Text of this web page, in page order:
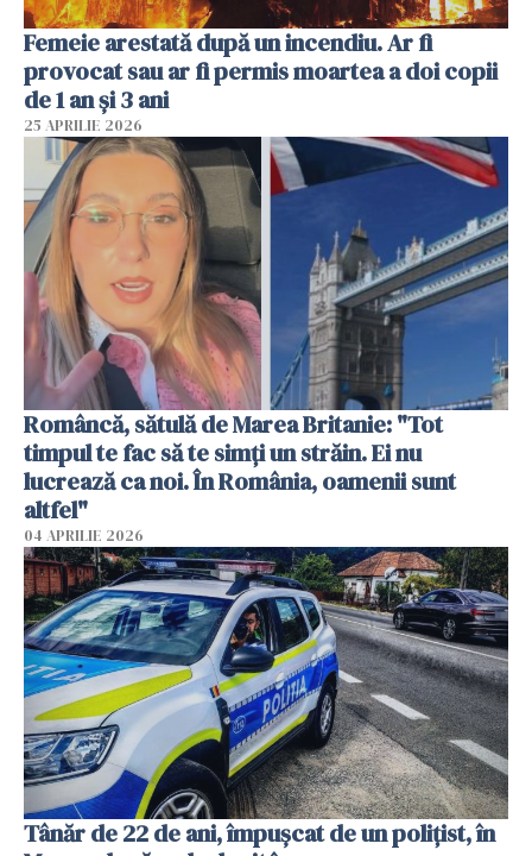
Femeie arestată după un incendiu. Ar fi
provocat sau ar fi permis moartea a doi copii
de 1 an și 3 ani
25 APRILIE 2026
Româncă, sătulă de Marea Britanie: "Tot
timpul te fac să te simți un străin. Ei nu
lucrează ca noi. În România, oamenii sunt
altfel"
04 APRILIE 2026
Tânăr de 22 de ani, împușcat de un polițist, în